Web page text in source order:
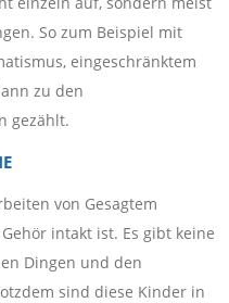
So zum Beispiel mit
eingeschränktem
zu den
gezählt.
von Gesagtem
intakt ist. Es gibt keine
Dingen und den
sind diese Kinder in